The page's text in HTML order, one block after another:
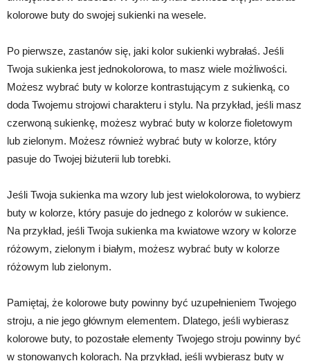
kolorowe buty do swojej sukienki na wesele.
Po pierwsze, zastanów się, jaki kolor sukienki wybrałaś. Jeśli
Twoja sukienka jest jednokolorowa, to masz wiele możliwości.
Możesz wybrać buty w kolorze kontrastującym z sukienką, co
doda Twojemu strojowi charakteru i stylu. Na przykład, jeśli masz
czerwoną sukienkę, możesz wybrać buty w kolorze fioletowym
lub zielonym. Możesz również wybrać buty w kolorze, który
pasuje do Twojej biżuterii lub torebki.
Jeśli Twoja sukienka ma wzory lub jest wielokolorowa, to wybierz
buty w kolorze, który pasuje do jednego z kolorów w sukience.
Na przykład, jeśli Twoja sukienka ma kwiatowe wzory w kolorze
różowym, zielonym i białym, możesz wybrać buty w kolorze
różowym lub zielonym.
Pamiętaj, że kolorowe buty powinny być uzupełnieniem Twojego
stroju, a nie jego głównym elementem. Dlatego, jeśli wybierasz
kolorowe buty, to pozostałe elementy Twojego stroju powinny być
w stonowanych kolorach. Na przykład, jeśli wybierasz buty w